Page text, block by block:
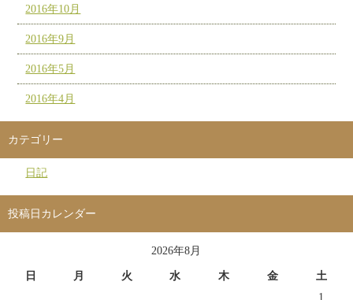
2016年10月
2016年9月
2016年5月
2016年4月
カテゴリー
日記
投稿日カレンダー
2026年8月
日 月 火 水 木 金
土
1